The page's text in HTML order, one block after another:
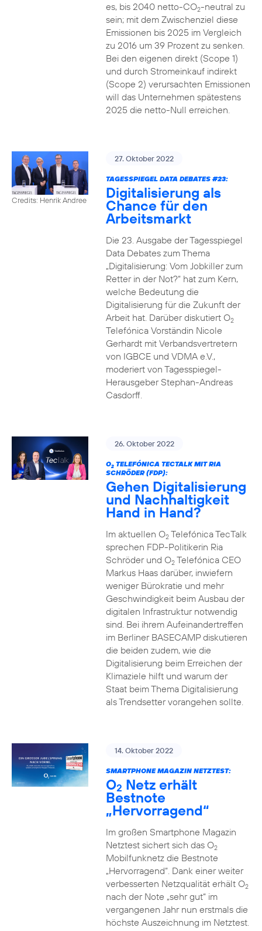
es, bis 2040 netto-CO2-neutral zu
sein; mit dem Zwischenziel diese
Emissionen bis 2025 im Vergleich
zu 2016 um 39 Prozent zu senken.
Bei den eigenen direkt (Scope 1)
und durch Stromeinkauf indirekt
(Scope 2) verursachten Emissionen
will das Unternehmen spätestens
2025 die netto-Null erreichen.
Credits: Henrik Andree
27. Oktober 2022
TAGESSPIEGEL DATA DEBATES #23:
Digitalisierung als
Chance für den
Arbeitsmarkt
Die 23. Ausgabe der Tagesspiegel
Data Debates zum Thema
„Digitalisierung: Vom Jobkiller zum
Retter in der Not?“ hat zum Kern,
welche Bedeutung die
Digitalisierung für die Zukunft der
Arbeit hat. Darüber diskutiert O2
Telefónica Vorständin Nicole
Gerhardt mit Verbandsvertretern
von IGBCE und VDMA e.V.,
moderiert von Tagesspiegel-
Herausgeber Stephan-Andreas
Casdorff.
26. Oktober 2022
O2TELEFÓNICA TECTALK MIT RIA
SCHRÖDER (FDP):
Gehen Digitalisierung
und Nachhaltigkeit
Hand in Hand?
Im aktuellen O2Telefónica TecTalk
sprechen FDP-Politikerin Ria
Schröder und O2Telefónica CEO
Markus Haas darüber, inwiefern
weniger Bürokratie und mehr
Geschwindigkeit beim Ausbau der
digitalen Infrastruktur notwendig
sind. Bei ihrem Aufeinandertreffen
im Berliner BASECAMP diskutieren
die beiden zudem, wie die
Digitalisierung beim Erreichen der
Klimaziele hilft und warum der
Staat beim Thema Digitalisierung
als Trendsetter vorangehen sollte.
14. Oktober 2022
SMARTPHONE MAGAZIN NETZTEST:
O2 Netz erhält
Bestnote
„Hervorragend“
Im großen Smartphone Magazin
Netztest sichert sich das O2
Mobilfunknetz die Bestnote
„Hervorragend“. Dank einer weiter
verbesserten Netzqualität erhält O2
nach der Note „sehr gut“ im
vergangenen Jahr nun erstmals die
höchste Auszeichnung im Netztest.